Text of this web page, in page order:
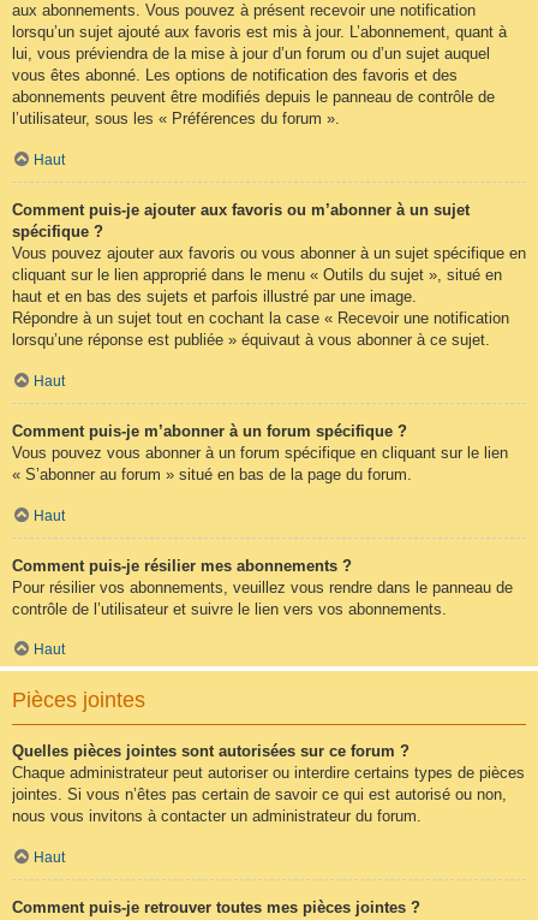
aux abonnements. Vous pouvez à présent recevoir une notification
lorsqu’un sujet ajouté aux favoris est mis à jour. L’abonnement, quant à
lui, vous préviendra de la mise à jour d’un forum ou d’un sujet auquel
vous êtes abonné. Les options de notification des favoris et des
abonnements peuvent être modifiés depuis le panneau de contrôle de
l’utilisateur, sous les « Préférences du forum ».
Haut
Comment puis-je ajouter aux favoris ou m’abonner à un sujet
spécifique ?
Vous pouvez ajouter aux favoris ou vous abonner à un sujet spécifique en
cliquant sur le lien approprié dans le menu « Outils du sujet », situé en
haut et en bas des sujets et parfois illustré par une image.
Répondre à un sujet tout en cochant la case « Recevoir une notification
lorsqu’une réponse est publiée » équivaut à vous abonner à ce sujet.
Haut
Comment puis-je m’abonner à un forum spécifique ?
Vous pouvez vous abonner à un forum spécifique en cliquant sur le lien
« S’abonner au forum » situé en bas de la page du forum.
Haut
Comment puis-je résilier mes abonnements ?
Pour résilier vos abonnements, veuillez vous rendre dans le panneau de
contrôle de l’utilisateur et suivre le lien vers vos abonnements.
Haut
Pièces jointes
Quelles pièces jointes sont autorisées sur ce forum ?
Chaque administrateur peut autoriser ou interdire certains types de pièces
jointes. Si vous n’êtes pas certain de savoir ce qui est autorisé ou non,
nous vous invitons à contacter un administrateur du forum.
Haut
Comment puis-je retrouver toutes mes pièces jointes ?